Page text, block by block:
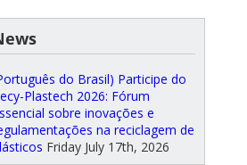
do Brasil) Participe do
Plastech 2026: Fórum
sobre inovações e
na reciclagem de
Friday July 17th, 2026